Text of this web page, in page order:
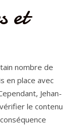
et
nombre de
en place avec
Jehan-
le contenu